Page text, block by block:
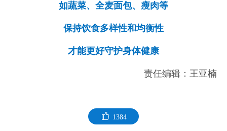
如蔬菜、全麦面包、瘦肉等
保持饮食多样性和均衡性
才能更好守护身体健康
责任编辑：王亚楠
1384